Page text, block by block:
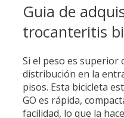
Guia de
trocanteritis
Si el peso es superior
distribución en la
pisos. Esta bicicleta
GO es rápida,
facilidad, lo que la